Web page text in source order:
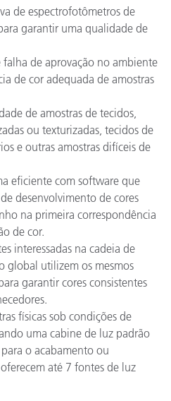
de espectrofotômetros de
garantir uma qualidade de
de aprovação no ambiente
de cor adequada de amostras
de amostras de tecidos,
ou texturizadas, tecidos de
e outras amostras difíceis de
eficiente com software que
desenvolvimento de cores
na primeira correspondência
de cor.
interessadas na cadeia de
global utilizem os mesmos
garantir cores consistentes
físicas sob condições de
uma cabine de luz padrão
o acabamento ou
até 7 fontes de luz